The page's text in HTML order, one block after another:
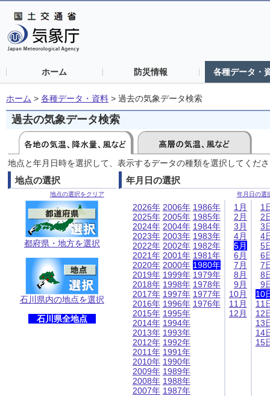
ホーム 防災情報 各種データ・
ホーム > 各種データ・資料 > 過去の気象データ検索
過去の気象データ検索
地点と年月日時を選択して、表示するデータの種類を選択してくだ
地点の選択
地点の選択をクリア
都府県・地方を選択
石川県内の地点を選択
石川県全地点
年月日の選択
年月日の選
2026年
2025年
2024年
2023年
2022年
2021年
2020年
2019年
2018年
2017年
2016年
2015年
2014年
2013年
2012年
2011年
2010年
2009年
2008年
2007年
2006年
2005年
2004年
2003年
2002年
2001年
2000年
1999年
1998年
1997年
1996年
1995年
1994年
1993年
1992年
1991年
1990年
1989年
1988年
1987年
1986年
1985年
1984年
1983年
1982年
1981年
1980年
1979年
1978年
1977年
1976年
1月
2月
3月
4月
5月
6月
7月
8月
9月
10月
11月
12月
1
2
3
4
5
6
7
8
9
10
11
12
13
14
15